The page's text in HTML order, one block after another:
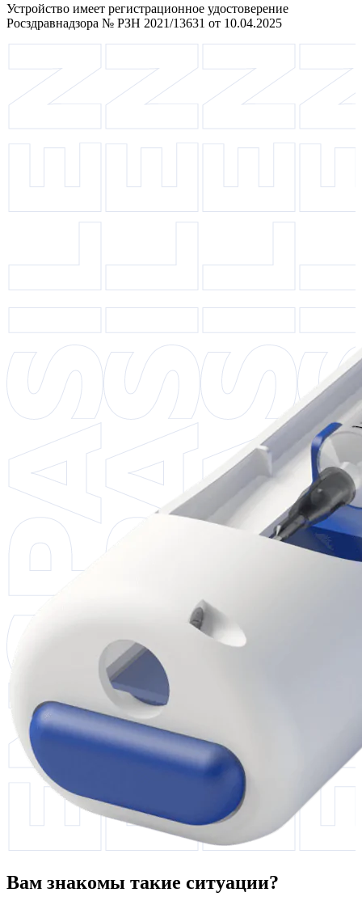
Устройство имеет регистрационное удостоверение
Росздравнадзора № РЗН 2021/13631 от 10.04.2025
Вам знакомы такие ситуации?